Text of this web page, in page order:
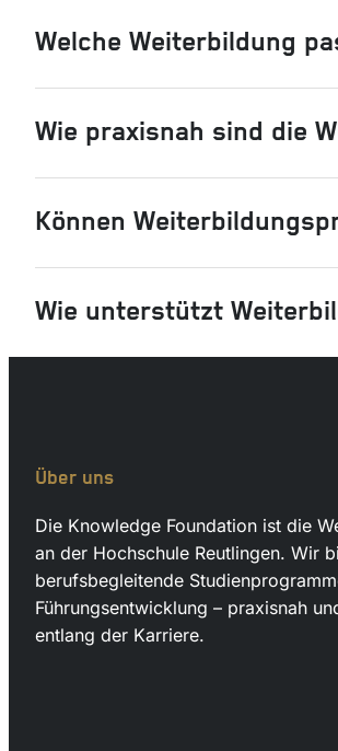
Welche Weiterbildung
Wie praxisnah sind die
Können
Wie unterstützt
Über uns
Die Knowledge Foundation ist die
an der Hochschule Reutlingen. Wir
berufsbegleitende
Führungsentwicklung – praxisnah
entlang der Karriere.